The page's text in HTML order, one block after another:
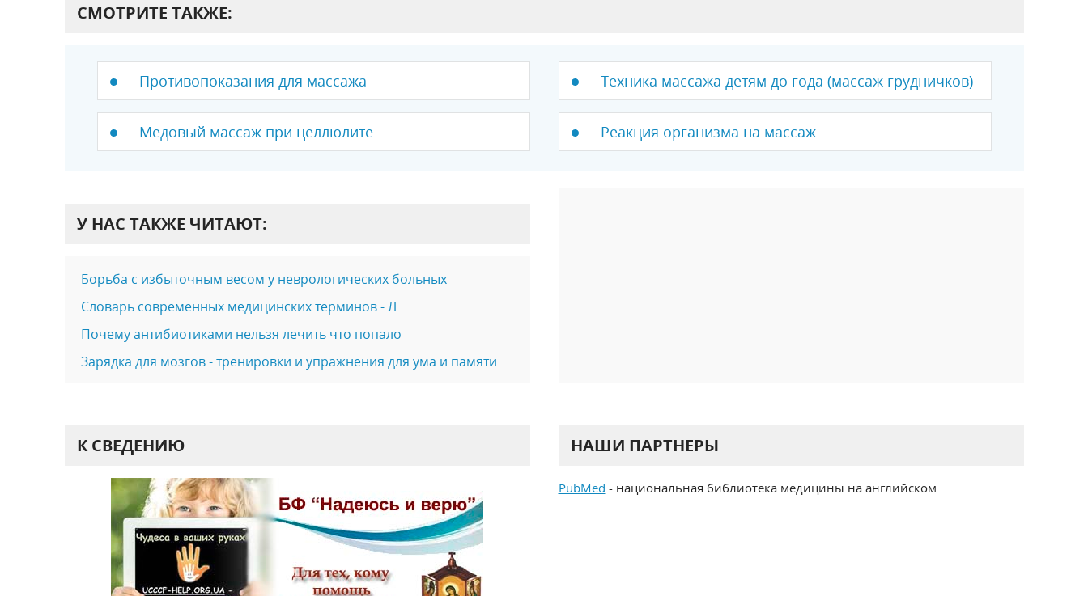
СМОТРИТЕ ТАКЖЕ:
Противопоказания для массажа Техника массажа детям до года (массаж грудничков)
Медовый массаж при целлюлите Реакция организма на массаж
У НАС ТАКЖЕ ЧИТАЮТ:
Борьба с избыточным весом у неврологических больных
Словарь современных медицинских терминов - Л
Почему антибиотиками нельзя лечить что попало
Зарядка для мозгов - тренировки и упражнения для ума и памяти
К СВЕДЕНИЮ НАШИ ПАРТНЕРЫ
PubMed - национальная библиотека медицины на английском